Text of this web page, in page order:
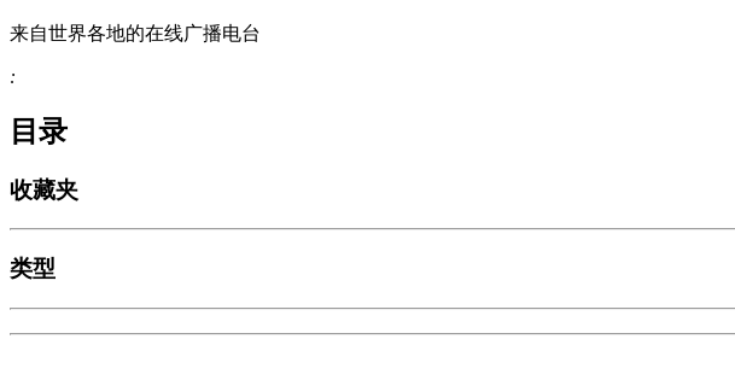
来自世界各地的在线广播电台
:
目录
收藏夹
类型